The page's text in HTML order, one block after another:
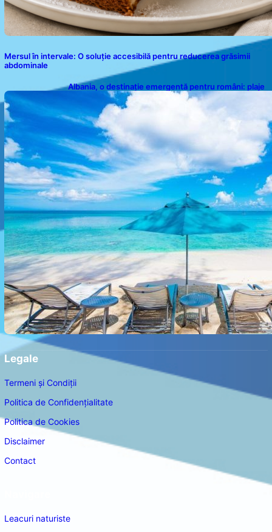
Mersul în intervale: O soluție accesibilă pentru reducerea grăsimii
abdominale
Albania, o destinație emergentă pentru români: plaje
spectaculoase, ape turcoaz și prețuri accesibile
Legale
Termeni și Condiții
Politica de Confidențialitate
Politica de Cookies
Disclaimer
Contact
Leacuri naturiste